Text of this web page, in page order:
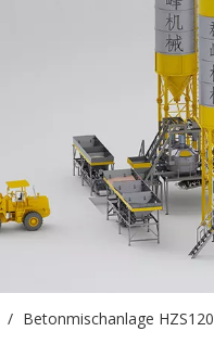
/ Betonmischanlage HZS120